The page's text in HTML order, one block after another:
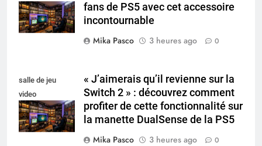
collectionneur
fans de PS5 avec cet accessoire
incontournable
Mika Pasco
3 heures ago 0
salle de jeu
video
collectionneur
« J’aimerais qu’il revienne sur la
Switch 2 » : découvrez comment
profiter de cette fonctionnalité sur
la manette DualSense de la PS5
Mika Pasco
3 heures ago 0